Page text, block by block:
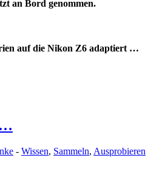
an Bord genommen.
auf die Nikon Z6 adaptiert …
…
- Wissen, Sammeln, Ausprobieren